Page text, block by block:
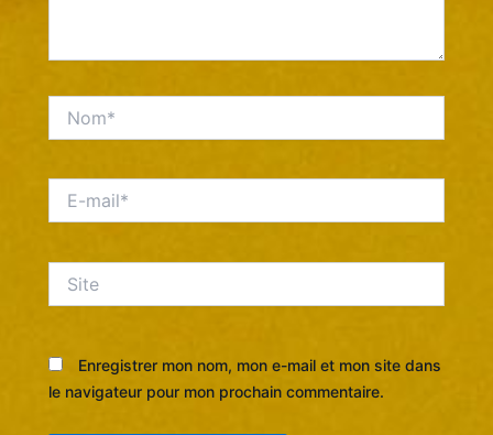
mail*
Enregistrer mon nom, mon e-mail et mon site dans
le navigateur pour mon prochain commentaire.